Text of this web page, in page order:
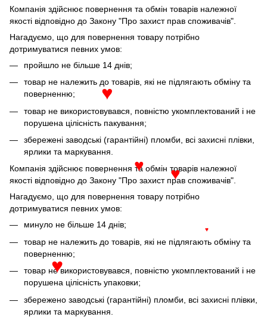
Компанія здійснює повернення та обмін товарів належної
якості відповідно до Закону "Про захист прав споживачів".
Нагадуємо, що для повернення товару потрібно
дотримуватися певних умов:
пройшло не більше 14 днів;
товар не належить до товарів, які не підлягають обміну та
поверненню;
товар не використовувався, повністю укомплектований і не
порушена цілісність пакування;
збережені заводські (гарантійні) пломби, всі захисні плівки,
ярлики та маркування.
Компанія здійснює повернення та обмін товарів належної
якості відповідно до Закону "Про захист прав споживачів".
Нагадуємо, що для повернення товару потрібно
дотримуватися певних умов:
минуло не більше 14 днів;
товар не належить до товарів, які не підлягають обміну та
поверненню;
товар не використовувався, повністю укомплектований і не
порушена цілісність упаковки;
збережено заводські (гарантійні) пломби, всі захисні плівки,
ярлики та маркування.
♥
♥
♥
♥ ♥